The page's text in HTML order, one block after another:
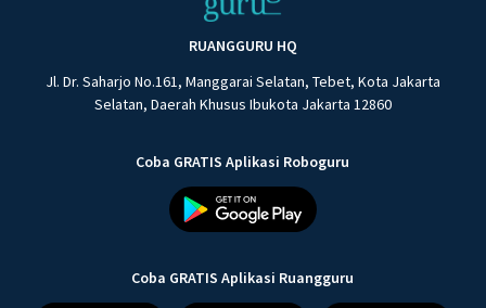
RUANGGURU HQ
Jl. Dr. Saharjo No.161, Manggarai Selatan, Tebet, Kota Jakarta
Selatan, Daerah Khusus Ibukota Jakarta 12860
Coba GRATIS Aplikasi Roboguru
Coba GRATIS Aplikasi Ruangguru